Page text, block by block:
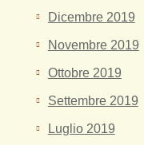
Dicembre 2019
Novembre 2019
Ottobre 2019
Settembre 2019
Luglio 2019